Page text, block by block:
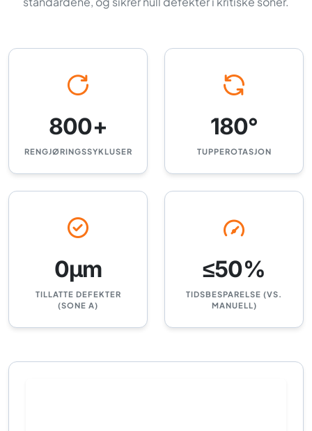
800+
RENGJØRINGSSYKLUSER
180°
TUPPEROTASJON
0μm
TILLATTE DEFEKTER
(SONE A)
≤50%
TIDSBESPARELSE (VS.
MANUELL)